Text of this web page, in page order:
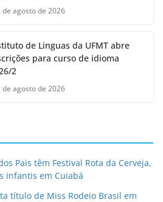
de agosto de 2026
de Linguas da UFMT abre
para curso de idioma
2
de agosto de 2026
Pais têm Festival Rota da Cerveja,
infantis em Cuiabá
título de Miss Rodeio Brasil em